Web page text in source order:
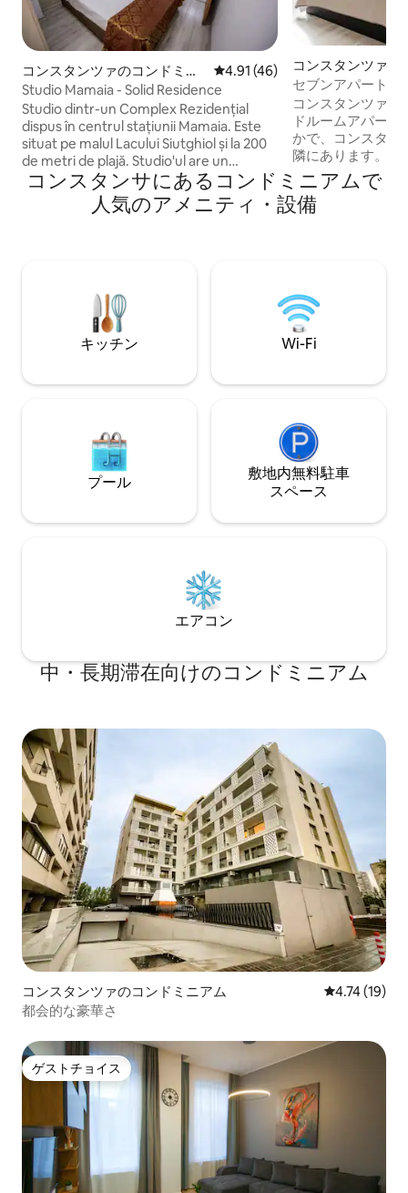
コンスタンツァのコンドミニ
アム
レビュー46件、5つ星中4.91つ
4.91 (46)
Studio Mamaia - Solid Residence
Studio dintr-un Complex Rezidențial
dispus în centrul stațiunii Mamaia. Este
situat pe malul Lacului Siutghiol și la 200
de metri de plajă. Studio'ul are un
dormitor, zonă de living care include și
mini-bucătărie, precum și o baie cu duș.
Dotările includ aer condiționat, internet,
baza cartelei furnizate de gazdă.
コンスタンツァの
アム
セブンアパートメ
コンスタンツァの
ドルームアパー
かで、コンスタン
隣にあります。（
にはダブルベッ
140/200 cm、2
サイズ） ベッド
べて揃っています
つにはジャグジー
はシャワーがあり
コンスタンサにあるコンドミニアムで
人気のアメニティ・設備
キッチン Wi-Fi
プール
敷地内無料駐⁠車
ス⁠ペ⁠ー⁠ス
エアコン
中・長期滞在向けのコンドミニアム
コンスタンツァのコンドミニアム レビュー19
4.74 (19)
都会的な豪華さ
ゲストチョイス
ゲストチョイス